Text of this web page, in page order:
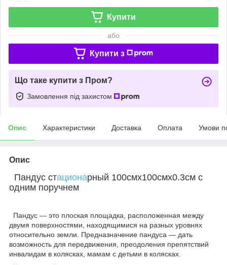
Купити
або
Купити з
Що таке купити з Пром?
Замовлення під захистом
Опис Характеристики Доставка Оплата Умови
Опис
Пандус стационарный 100смх100смх0.3см с
одним поручнем
Пандус — это плоская площадка, расположенная между
двумя поверхностями, находящимися на разных уровнях
относительно земли. Предназначение пандуса — дать
возможность для передвижения, преодоления препятствий
инвалидам в колясках, мамам с детьми в колясках.